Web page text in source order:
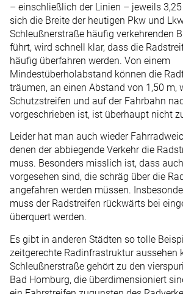
– einschließlich der Linien – jeweils
sich die Breite der heutigen Pkw und
Schleußnerstraße häufig verkehren­den
führt, wird schnell klar, dass die
häufig überfahren werden. Von einem
Mindestüberholabstand können die
träumen, an einen Abstand von 1,50 m,
Schutzstreifen und auf der Fahrbahn
vorgeschrieben ist, ist überhaupt nicht
Leider hat man auch wieder
denen der abbiegende Verkehr die
muss. Besonders misslich ist, dass
vorgesehen sind, die schräg über die
angefahren werden müssen.
muss der Radstreifen rückwärts bei
überquert werden.
Es gibt in anderen Städten so tolle
zeitgerechte Radinfrastruktur aussehen
Schleußnerstraße gehört zu den
Bad Homburg, die überdimensioniert